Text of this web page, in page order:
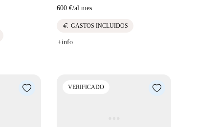
600 €/al mes
euro GASTOS INCLUIDOS
+info
VERIFICADO